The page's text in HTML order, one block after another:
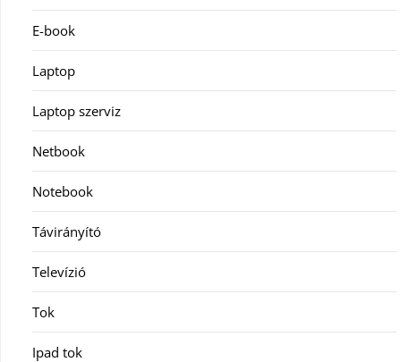
E-book
Laptop
Laptop szerviz
Netbook
Notebook
Távirányító
Televízió
Tok
Ipad tok